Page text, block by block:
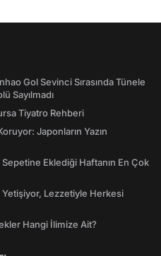
Gol Sevinci Sırasında Tünele
Sayılmadı
Tiyatro Rehberi
Japonların Yazın
Eklediği Haftanın En Çok
Yetişiyor, Lezzetiyle Herkesi
Hangi İlimize Ait?